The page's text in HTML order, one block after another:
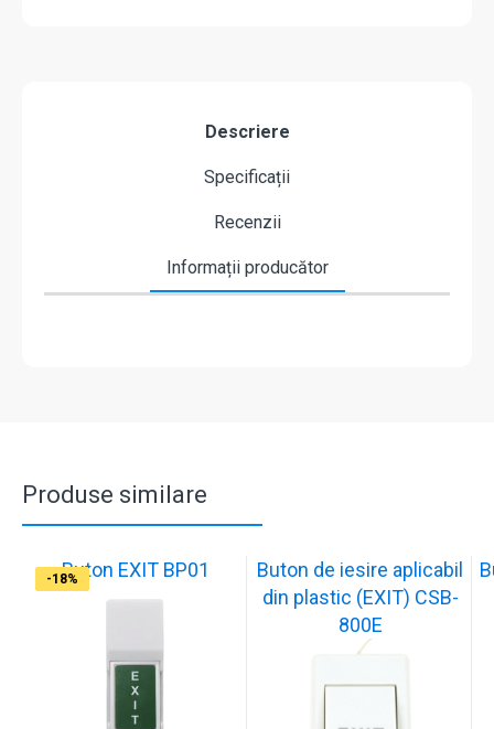
Descriere
Specificații
Recenzii
Informații producător
Produse similare
-17%Buton EXIT BP01
-17%
Buton de iesire aplicabil
din plastic (EXIT) CSB-
800E
-17%
-17%
-17%
-18%
-18%
-17%
-17%
-18%